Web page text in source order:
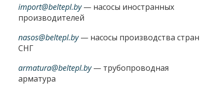
import@beltepl.by— насосы иностранных
производителей
nasos@beltepl.by— насосы производства стран
СНГ
armatura@beltepl.by— трубопроводная
арматура